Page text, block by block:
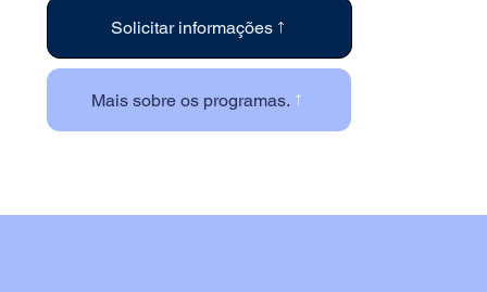
Solicitar informações
Mais sobre os programas.